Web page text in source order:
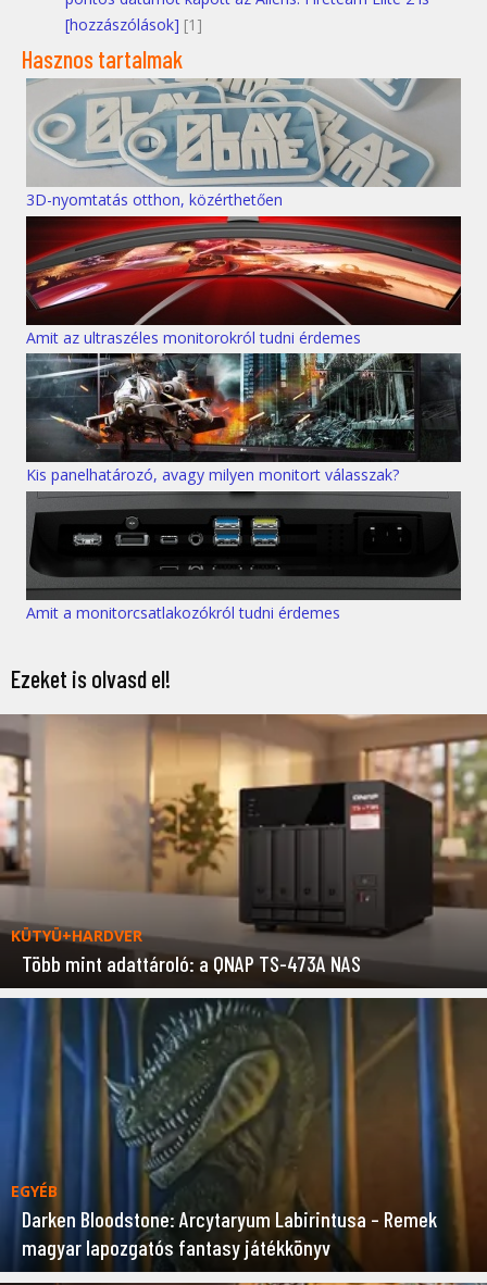
[hozzászólások] [1]
Hasznos tartalmak
3D-nyomtatás otthon, közérthetően
Amit az ultraszéles monitorokról tudni érdemes
Kis panelhatározó, avagy milyen monitort válasszak?
Amit a monitorcsatlakozókról tudni érdemes
Ezeket is olvasd el!
KÜTYÜ+HARDVER
Több mint adattároló: a QNAP TS-473A NAS
EGYÉB
Darken Bloodstone: Arcytaryum Labirintusa – Remek
magyar lapozgatós fantasy játékkönyv